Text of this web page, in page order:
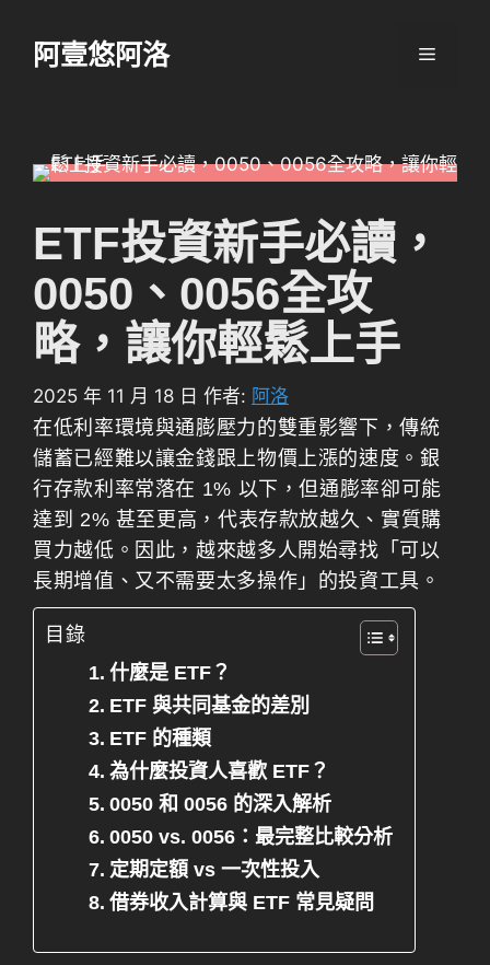
阿壹悠阿洛 選
ETF投資新手必讀，
0050、0056全攻
略，讓你輕鬆上手
2025 年 11 月 18 日 作者: 阿洛
在低利率環境與通膨壓力的雙重影響下，傳統
儲蓄已經難以讓金錢跟上物價上漲的速度。銀
行存款利率常落在 1% 以下，但通膨率卻可能
達到 2% 甚至更高，代表存款放越久、實質購
買力越低。因此，越來越多人開始尋找「可以
長期增值、又不需要太多操作」的投資工具。
目錄
什麼是 ETF？
ETF 與共同基金的差別
ETF 的種類
為什麼投資人喜歡 ETF？
0050 和 0056 的深入解析
0050 vs. 0056：最完整比較分析
定期定額 vs 一次性投入
借券收入計算與 ETF 常見疑問